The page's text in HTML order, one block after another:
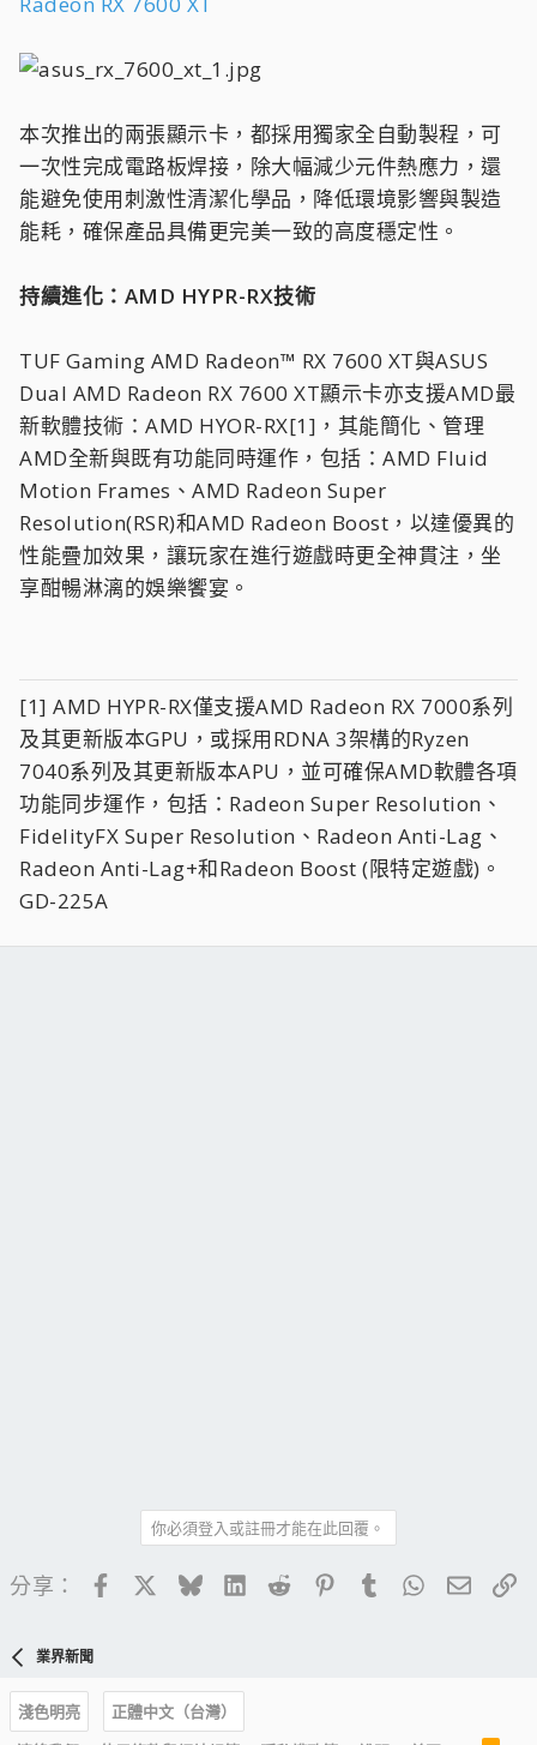
本次推出的兩張顯示卡，都採用獨家全自動製程，可
一次性完成電路板焊接，除大幅減少元件熱應力，還
能避免使用刺激性清潔化學品，降低環境影響與製造
能耗，確保產品具備更完美一致的高度穩定性。
持續進化：AMD HYPR-RX技術
TUF Gaming AMD Radeon™ RX 7600 XT與ASUS
Dual AMD Radeon RX 7600 XT顯示卡亦支援AMD最
新軟體技術：AMD HYOR-RX[1]，其能簡化、管理
AMD全新與既有功能同時運作，包括：AMD Fluid
Motion Frames、AMD Radeon Super
Resolution(RSR)和AMD Radeon Boost，以達優異的
性能疊加效果，讓玩家在進行遊戲時更全神貫注，坐
享酣暢淋漓的娛樂饗宴。
[1] AMD HYPR-RX僅支援AMD Radeon RX 7000系列
及其更新版本GPU，或採用RDNA 3架構的Ryzen
7040系列及其更新版本APU，並可確保AMD軟體各項
功能同步運作，包括：Radeon Super Resolution、
FidelityFX Super Resolution、Radeon Anti-Lag、
Radeon Anti-Lag+和Radeon Boost (限特定遊戲)。
GD-225A
你必須登入或註冊才能在此回覆。
分享： FacebookBlueskyLinkedIn
Reddit PinterestTumblrWhatsApp
電子
業界新聞
淺色明亮
正體中文（台灣）